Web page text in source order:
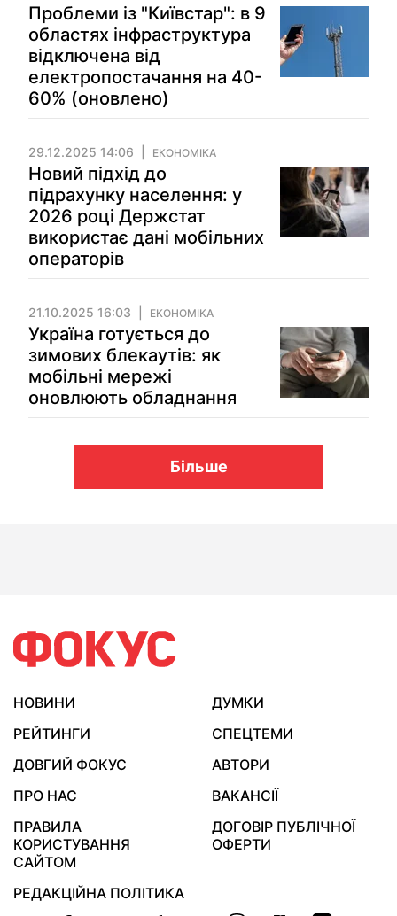
Проблеми із "Київстар": в 9
областях інфраструктура
відключена від
електропостачання на 40-
60% (оновлено)
29.12.2025 14:06 ЕКОНОМІКА
Новий підхід до
підрахунку населення: у
2026 році Держстат
використає дані мобільних
операторів
21.10.2025 16:03 ЕКОНОМІКА
Україна готується до
зимових блекаутів: як
мобільні мережі
оновлюють обладнання
Більше
НОВИНИ
ДУМКИ
РЕЙТИНГИ
СПЕЦТЕМИ
ДОВГИЙ ФОКУС
АВТОРИ
ПРО НАС
ВАКАНСІЇ
ПРАВИЛА
КОРИСТУВАННЯ
САЙТОМ
ДОГОВІР ПУБЛІЧНОЇ
ОФЕРТИ
РЕДАКЦІЙНА ПОЛІТИКА